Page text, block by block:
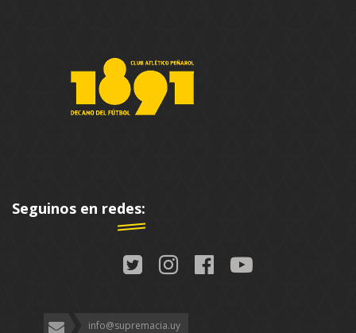
Seguinos en redes:
info@supremacia.uy